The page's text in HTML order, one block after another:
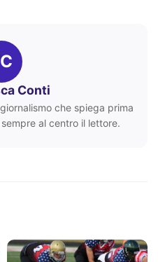
Conti
che spiega prima
al centro il lettore.